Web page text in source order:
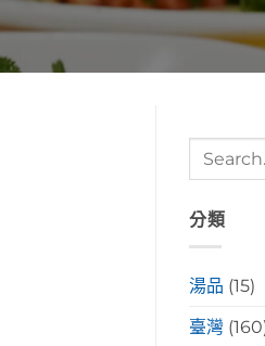
分類
湯品 (15)
臺灣